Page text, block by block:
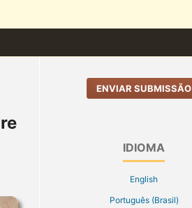
ENVIAR SUBMISSÃO
IDIOMA
English
Português (Brasil)